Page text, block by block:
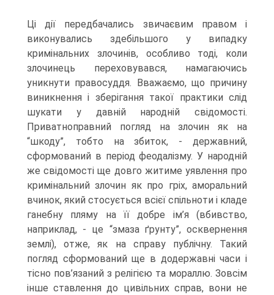
Ці дії передбачались звичаєвим правом і
виконувались здебільшого у випадку
кримінальних злочинів, особливо тоді, коли
злочинець переховувався, намагаючись
уникнути правосуддя. Вважаємо, що причину
виникнення і зберігання такої практики слід
шукати у давній народній свідомості.
Приватноправний погляд на злочин як на
“шкоду”, тобто на збиток, - державний,
сформований в період феодалізму. У народній
же свідомості ще довго житиме уявлення про
кримінальний злочин як про гріх, аморальний
вчинок, який стосується всієї спільноти і кладе
ганебну пляму на її добре ім’я (вбивство,
наприклад, - це “змаза ґрунту”, осквернення
землі), отже, як на справу публічну. Такий
погляд сформований ще в додержавні часи і
тісно пов’язаний з релігією та мораллю. Зовсім
інше ставлення до цивільних справ, вони не